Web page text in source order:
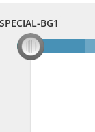
SPECIAL-BG1
SPECIAL-BG1